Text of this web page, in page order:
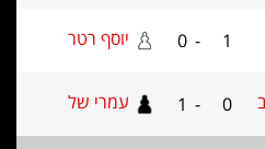
יוסף רטר
- עמרי של